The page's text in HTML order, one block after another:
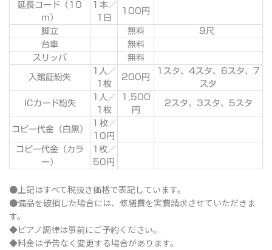
延長コード（10
ｍ）
１本／
1日
100円
脚立 無料
9尺
台車
無料
スリッパ
無料
入館証紛失
1人／
1枚
200円
1スタ、4スタ、6スタ、7
スタ
ICカード紛失
1人／
1枚
1,500
円
2スタ、3スタ、5スタ
コピー代金（白黒）
１枚／
10円
コピー代金（カラ
ー）
1枚／
50円
●上記はすべて税抜き価格で表記しています。
●備品を破損した場合には、修繕費を実費請求させていただきま
す。
◆ピアノ調律は事前にご予約ください。
◆料金は予告なく変更する場合があります。